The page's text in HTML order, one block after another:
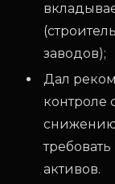
заводов);
Дал
контроле
снижению
активов.